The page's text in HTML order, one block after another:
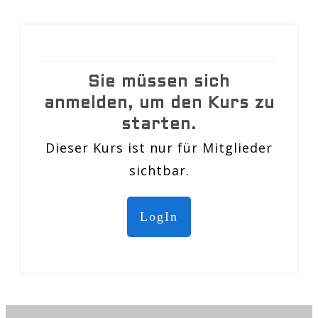
Sie müssen sich
anmelden, um den Kurs zu
starten.
Dieser Kurs ist nur für Mitglieder
sichtbar.
LogIn